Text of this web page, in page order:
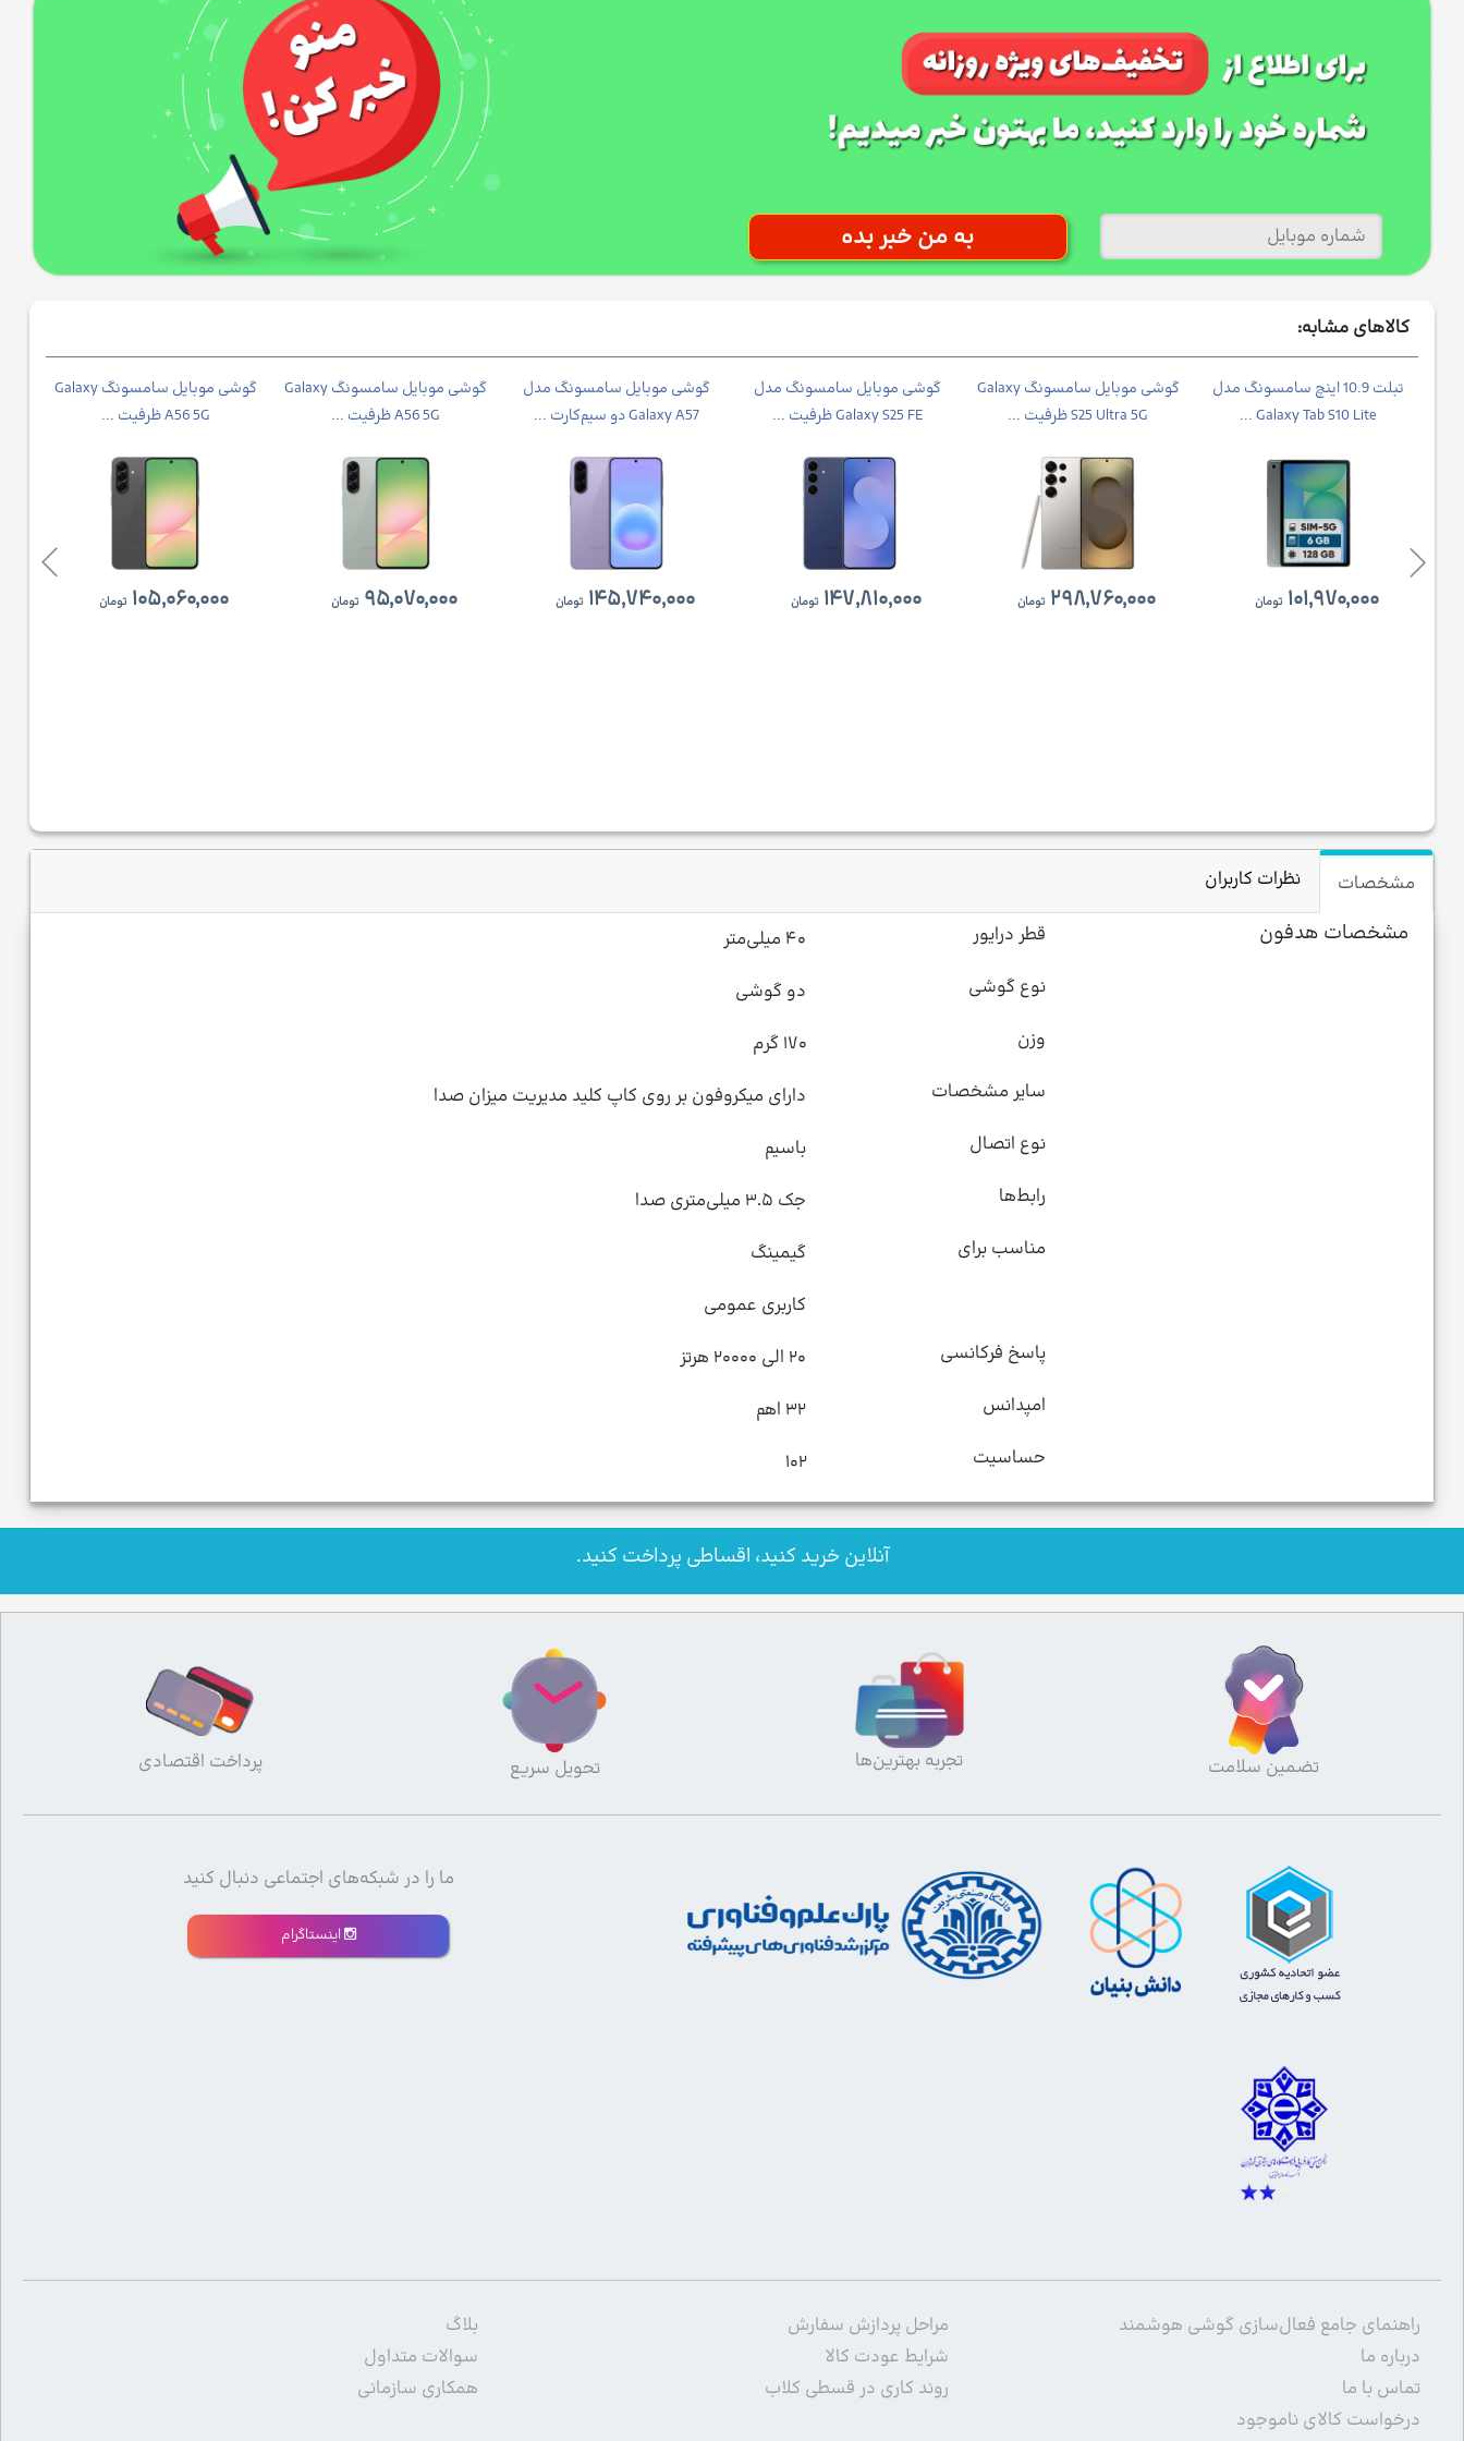
کالاهای مشابه:
گوشی موبايل سامسونگ Galaxy
A56 5G ظرفیت ...
۱۰۵,۰۶۰,۰۰۰ تومان
گوشی موبايل سامسونگ Galaxy
A56 5G ظرفیت ...
۹۵,۰۷۰,۰۰۰ تومان
گوشی موبایل سامسونگ مدل
Galaxy A57 دو سیم‌کارت ...
۱۴۵,۷۴۰,۰۰۰ تومان
گوشی موبايل سامسونگ مدل
Galaxy S25 FE ظرفیت ...
۱۴۷,۸۱۰,۰۰۰ تومان
گوشی موبایل سامسونگ Galaxy
S25 Ultra 5G ظرفیت ...
۲۹۸,۷۶۰,۰۰۰ تومان
تبلت 10.9 اینچ سامسونگ مدل
Galaxy Tab S10 Lite ...
۱۰۱,۹۷۰,۰۰۰ تومان
مشخصات نظرات کاربران
مشخصات هدفون قطر درایور
۴۰ میلی‌متر
نوع گوشی
دو گوشی
وزن
۱۷۰ گرم
سایر مشخصات
دارای میکروفون بر روی کاپ کلید مدیریت میزان صدا
نوع اتصال
باسیم
رابط‌ها
جک ۳.۵ میلی‌متری صدا
مناسب برای
کاربری عمومی
پاسخ فرکانسی
۲۰ الی ۲۰۰۰۰ هرتز
امپدانس
۳۲ اهم
حساسیت
۱۰۲
آنلاین خرید کنید، اقساطی پرداخت کنید.
تضمین سلامت تجربه بهترین‌ها تحویل سریع پرداخت اقتصادی
ما را در شبکه‌های اجتماعی دنبال کنید
اینستاگرام
راهنمای جامع فعال‌سازی گوشی هوشمند مراحل پردازش سفارش
بلاگ
درباره ما
شرایط عودت کالا
سوالات متداول
تماس با ما
روند کاری در قسطی کلاب
همکاری سازمانی
درخواست کالای ناموجود